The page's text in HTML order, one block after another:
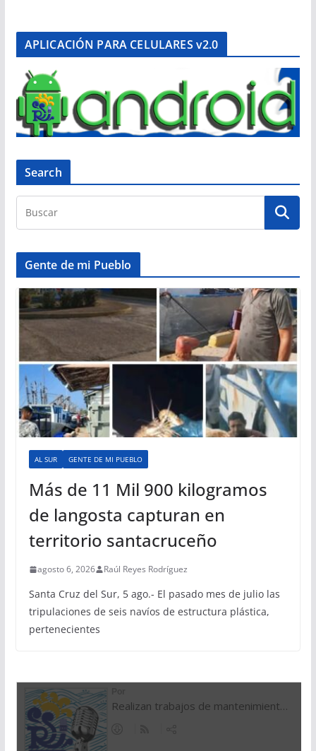
APLICACIÓN PARA CELULARES v2.0
Search
Gente de mi Pueblo
AL SUR GENTE DE MI PUEBLO
Más de 11 Mil 900 kilogramos
de langosta capturan en
territorio santacruceño
agosto 6, 2026 Raúl Reyes Rodríguez
Santa Cruz del Sur, 5 ago.- El pasado mes de julio las
tripulaciones de seis navíos de estructura plástica,
pertenecientes